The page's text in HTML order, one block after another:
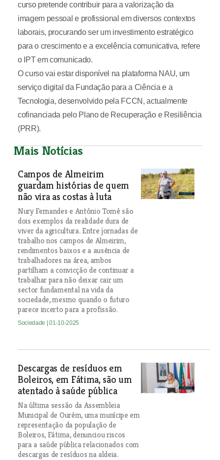
curso pretende contribuir para a valorização da
imagem pessoal e profissional em diversos contextos
laborais, procurando ser um investimento estratégico
para o crescimento e a excelência comunicativa, refere
o IPT em comunicado.
O curso vai estar disponível na plataforma NAU, um
serviço digital da Fundação para a Ciência e a
Tecnologia, desenvolvido pela FCCN, actualmente
cofinanciada pelo Plano de Recuperação e Resiliência
(PRR).
Mais Notícias
Campos de Almeirim
guardam histórias de quem
não vira as costas à luta
Nury Fernandes e António Tomé são
dois exemplos da realidade dura de
viver da agricultura. Entre jornadas de
trabalho nos campos de Almeirim,
rendimentos baixos e a ausência de
trabalhadores na área, ambos
partilham a convicção de continuar a
trabalhar para não deixar cair um
sector fundamental na vida da
sociedade, mesmo quando o futuro
parece incerto para a profissão.
Sociedade | 01-10-2025
Descargas de resíduos em
Boleiros, em Fátima, são um
atentado à saúde pública
Na última sessão da Assembleia
Municipal de Ourém, uma munícipe em
representação da população de
Boleiros, Fátima, denunciou riscos
para a saúde pública relacionados com
descargas de resíduos na aldeia.